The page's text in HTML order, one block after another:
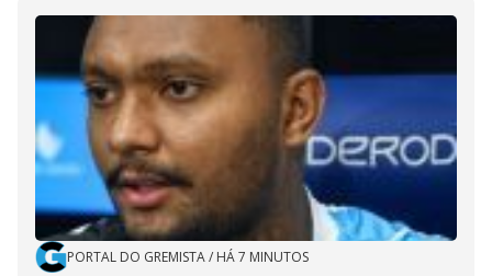
PORTAL DO GREMISTA/ HÁ 7 MINUTOS